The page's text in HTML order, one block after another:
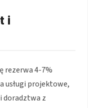
i
rezerwa 4-7%
usługi projektowe,
doradztwa z